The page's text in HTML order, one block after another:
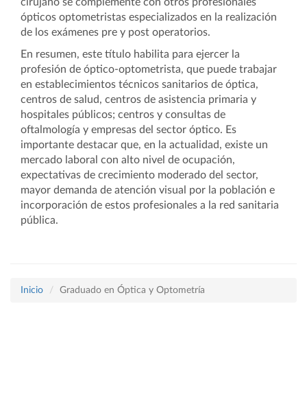
ópticos optometristas especializados en la realización
de los exámenes pre y post operatorios.
En resumen, este título habilita para ejercer la
profesión de óptico-optometrista, que puede trabajar
en establecimientos técnicos sanitarios de óptica,
centros de salud, centros de asistencia primaria y
hospitales públicos; centros y consultas de
oftalmología y empresas del sector óptico. Es
importante destacar que, en la actualidad, existe un
mercado laboral con alto nivel de ocupación,
expectativas de crecimiento moderado del sector,
mayor demanda de atención visual por la población e
incorporación de estos profesionales a la red sanitaria
pública.
Inicio Graduado en Óptica y Optometría